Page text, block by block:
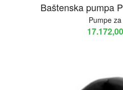
Baštenska pumpa
Pumpe
17.172,00